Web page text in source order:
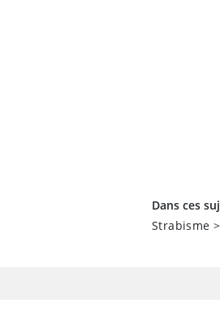
Dans ces
Strabisme >